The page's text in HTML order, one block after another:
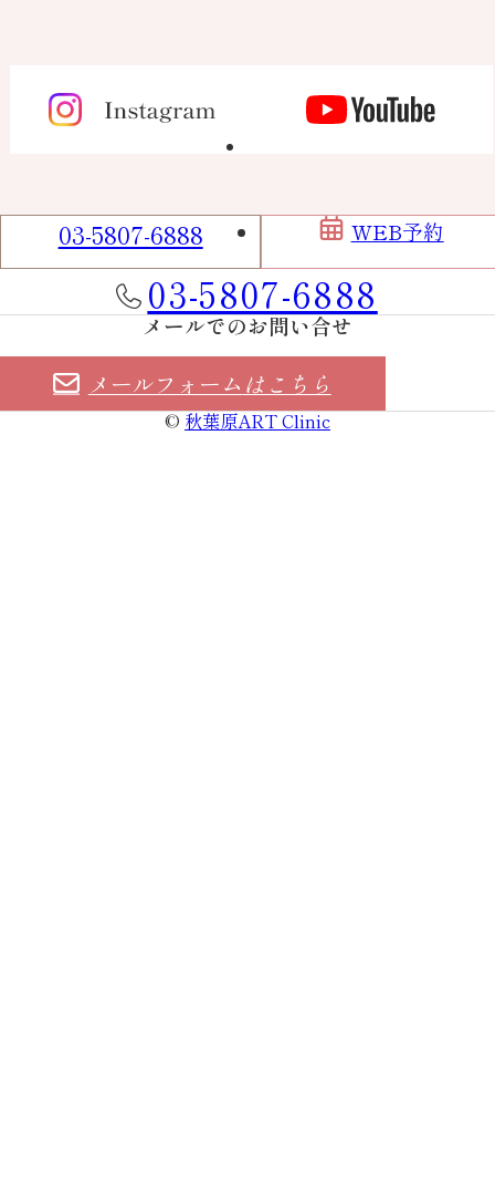
03-5807-6888 WEB予約
Contact
お電話でのお問い合せ
03-5807-6888
メールでのお問い合せ
メールフォーム はこちら
©秋葉原ART Clinic